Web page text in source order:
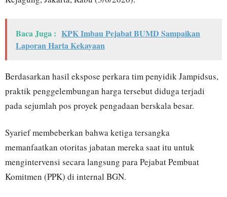
Baca Juga : KPK Imbau Pejabat BUMD Sampaikan
Laporan Harta Kekayaan
Berdasarkan hasil ekspose perkara tim penyidik Jampidsus,
praktik penggelembungan harga tersebut diduga terjadi
pada sejumlah pos proyek pengadaan berskala besar.
Syarief membeberkan bahwa ketiga tersangka
memanfaatkan otoritas jabatan mereka saat itu untuk
mengintervensi secara langsung para Pejabat Pembuat
Komitmen (PPK) di internal BGN.